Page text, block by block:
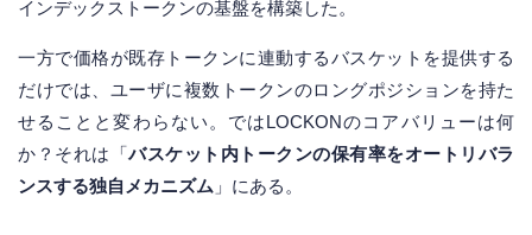
インデックストークンの基盤を構築した。
一方で価格が既存トークンに連動するバスケットを提供する
だけでは、ユーザに複数トークンのロングポジションを持た
せることと変わらない。ではLOCKONのコアバリューは何
か？それは「バスケット内トークンの保有率をオートリバラ
ンスする独自メカニズム 」にある。